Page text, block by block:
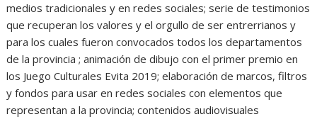
medios tradicionales y en redes sociales; serie de testimonios
que recuperan los valores y el orgullo de ser entrerrianos y
para los cuales fueron convocados todos los departamentos
de la provincia ; animación de dibujo con el primer premio en
los Juego Culturales Evita 2019; elaboración de marcos, filtros
y fondos para usar en redes sociales con elementos que
representan a la provincia; contenidos audiovisuales